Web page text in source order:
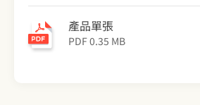
產品單張
PDF 0.35 MB